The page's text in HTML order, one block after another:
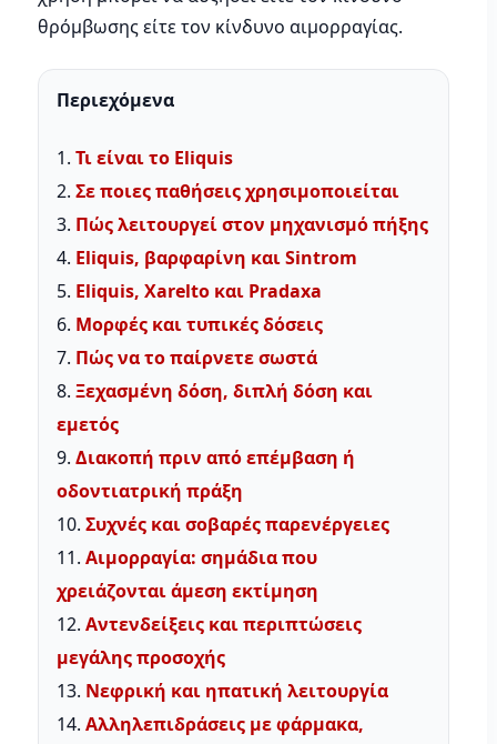
θρόμβωσης είτε τον κίνδυνο αιμορραγίας.
Περιεχόμενα
1. Τι είναι το Eliquis
2. Σε ποιες παθήσεις χρησιμοποιείται
3. Πώς λειτουργεί στον μηχανισμό πήξης
4. Eliquis, βαρφαρίνη και Sintrom
5. Eliquis, Xarelto και Pradaxa
6. Μορφές και τυπικές δόσεις
7. Πώς να το παίρνετε σωστά
8. Ξεχασμένη δόση, διπλή δόση και
εμετός
9. Διακοπή πριν από επέμβαση ή
οδοντιατρική πράξη
10. Συχνές και σοβαρές παρενέργειες
11. Αιμορραγία: σημάδια που
χρειάζονται άμεση εκτίμηση
12. Αντενδείξεις και περιπτώσεις
μεγάλης προσοχής
13. Νεφρική και ηπατική λειτουργία
14. Αλληλεπιδράσεις με φάρμακα,